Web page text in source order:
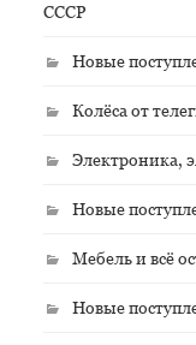
СССР
Новые
Колёса от
Электроника,
Новые
Мебель и всё
Новые